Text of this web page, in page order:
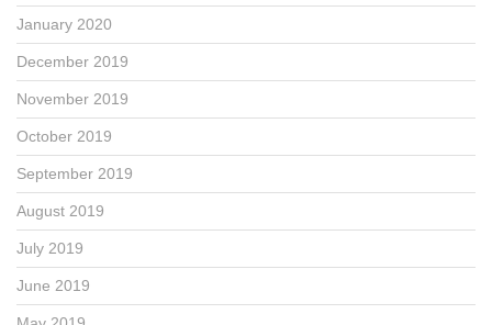
January 2020
December 2019
November 2019
October 2019
September 2019
August 2019
July 2019
June 2019